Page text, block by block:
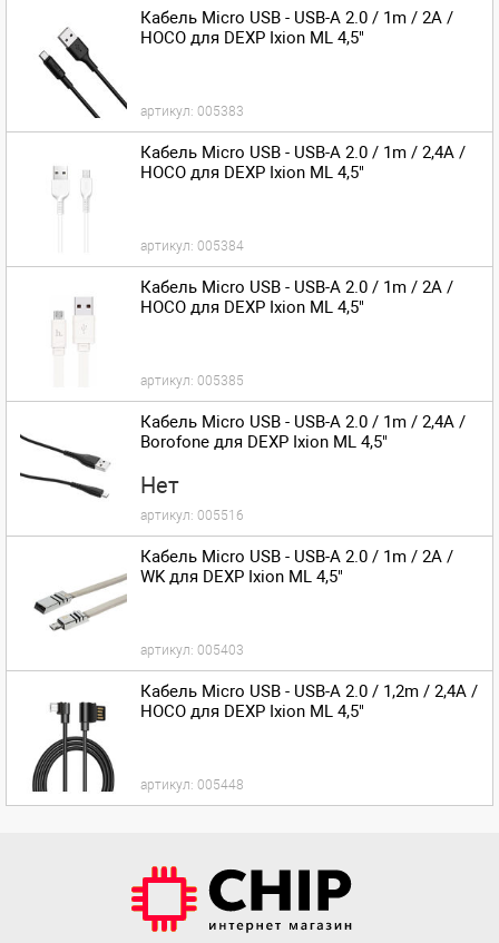
Кабель Micro USB - USB-A 2.0 / 1m / 2A /
HOCO для DEXP Ixion ML 4,5"
артикул: 005383
Кабель Micro USB - USB-A 2.0 / 1m / 2,4A /
HOCO для DEXP Ixion ML 4,5"
артикул: 005384
Кабель Micro USB - USB-A 2.0 / 1m / 2A /
HOCO для DEXP Ixion ML 4,5"
артикул: 005385
Кабель Micro USB - USB-A 2.0 / 1m / 2,4A /
Borofone для DEXP Ixion ML 4,5"
Нет
артикул: 005516
Кабель Micro USB - USB-A 2.0 / 1m / 2A /
WK для DEXP Ixion ML 4,5"
артикул: 005403
Кабель Micro USB - USB-A 2.0 / 1,2m / 2,4A /
HOCO для DEXP Ixion ML 4,5"
артикул: 005448